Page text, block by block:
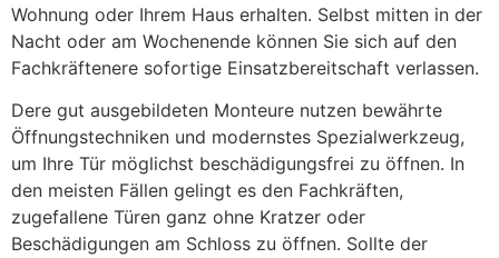
Wohnung oder Ihrem Haus erhalten. Selbst mitten in der
Nacht oder am Wochenende können Sie sich auf den
Fachkräftenere sofortige Einsatzbereitschaft verlassen.
Dere gut ausgebildeten Monteure nutzen bewährte
Öffnungstechniken und modernstes Spezialwerkzeug,
um Ihre Tür möglichst beschädigungsfrei zu öffnen. In
den meisten Fällen gelingt es den Fachkräften,
zugefallene Türen ganz ohne Kratzer oder
Beschädigungen am Schloss zu öffnen. Sollte der